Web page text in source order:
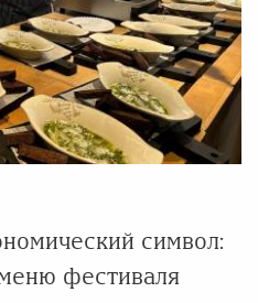
символ:
фестиваля